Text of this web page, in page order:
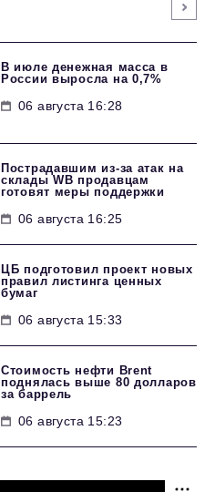
В июле денежная масса в
России выросла на 0,7%
06 августа 16:28
Пострадавшим из-за атак на
склады WB продавцам
готовят меры поддержки
06 августа 16:25
ЦБ подготовил проект новых
правил листинга ценных
бумаг
06 августа 15:33
Стоимость нефти Brent
поднялась выше 80 долларов
за баррель
06 августа 15:23